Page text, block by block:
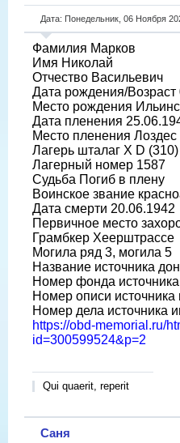
Дата: Понедельник, 06 Ноября
Фамилия Марков
Имя Николай
Отчество Васильевич
Дата рождения/Возраст
Место рождения
Дата пленения
Место пленения Лоздес
Лагерь шталаг X D (310)
Лагерный номер 1587
Судьба Погиб в плену
Воинское звание
Дата смерти 20.06.1942
Первичное место
Грамбкер Хеерштрассе
Могила ряд 3, могила 5
Название источника
Номер фонда
Номер описи
Номер дела источника
https://obd-memorial.ru/
id=300599524&p=2
Qui quaerit, reperit
Саня